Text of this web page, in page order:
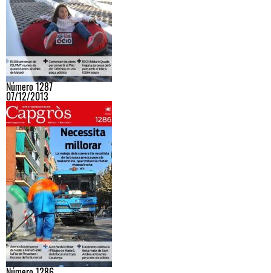
Número 1287
07/12/2013